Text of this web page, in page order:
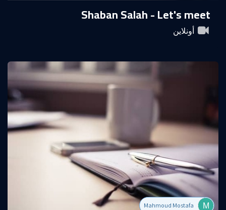
Shaban Salah - Let's meet
أونلاين
Mahmoud Mostafa